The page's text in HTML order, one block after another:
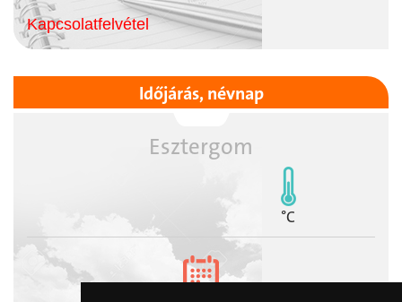
Kapcsolatfelvétel
Időjárás, névnap
Esztergom
°C